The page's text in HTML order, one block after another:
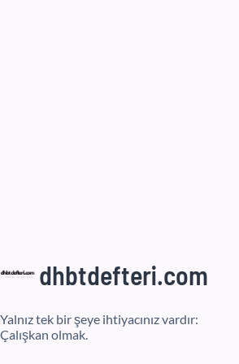
dhbtdefteri.com
Yalnız tek bir şeye ihtiyacınız vardır:
Çalışkan olmak.